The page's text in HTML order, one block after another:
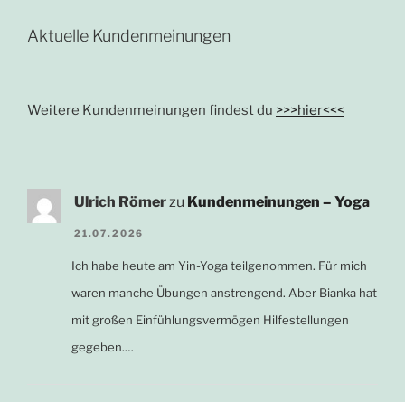
Aktuelle Kundenmeinungen
Weitere Kundenmeinungen findest du >>>hier<<<
Ulrich Römerzu Kundenmeinungen – Yoga
21.07.2026
Ich habe heute am Yin-Yoga teilgenommen. Für mich
waren manche Übungen anstrengend. Aber Bianka hat
mit großen Einfühlungsvermögen Hilfestellungen
gegeben.…